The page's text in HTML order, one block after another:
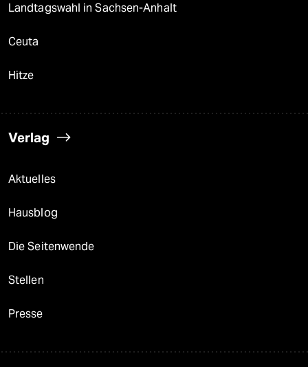
Landtagswahl in Sachsen-Anhalt
Ceuta
Hitze
Verlag
Aktuelles
Hausblog
Die Seitenwende
Stellen
Presse